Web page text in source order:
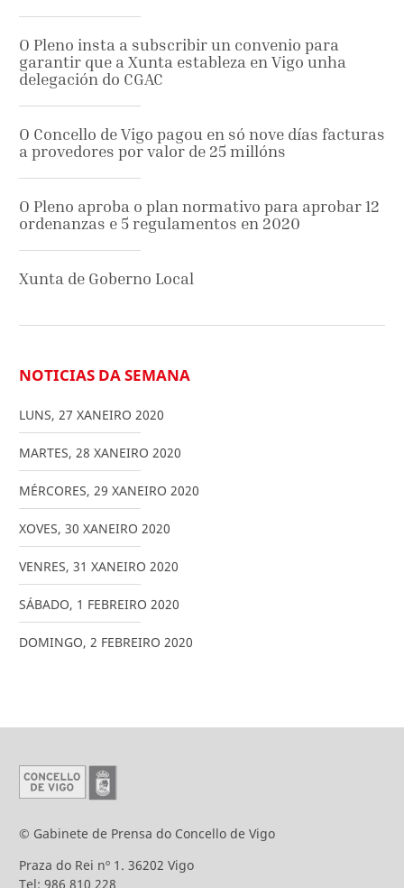
O Pleno insta a subscribir un convenio para
garantir que a Xunta estableza en Vigo unha
delegación do CGAC
O Concello de Vigo pagou en só nove días facturas
a provedores por valor de 25 millóns
O Pleno aproba o plan normativo para aprobar 12
ordenanzas e 5 regulamentos en 2020
Xunta de Goberno Local
NOTICIAS DA SEMANA
LUNS, 27 XANEIRO 2020
MARTES, 28 XANEIRO 2020
MÉRCORES, 29 XANEIRO 2020
XOVES, 30 XANEIRO 2020
VENRES, 31 XANEIRO 2020
SÁBADO, 1 FEBREIRO 2020
DOMINGO, 2 FEBREIRO 2020
© Gabinete de Prensa do Concello de Vigo
Praza do Rei nº 1. 36202 Vigo
Tel: 986 810 228